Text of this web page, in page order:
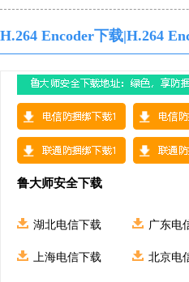
H.264 Encoder下载|H.264
鲁大师安全下载
湖北电信下载 广东电
上海电信下载 北京电